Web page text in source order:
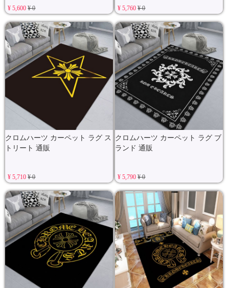
¥ 5,600¥ 0 ¥ 5,760¥ 0
クロムハーツ カーペット ラグ ス
トリート 通販
¥ 5,710¥ 0
クロムハーツ カーペット ラグ ブ
ランド 通販
¥ 5,790¥ 0